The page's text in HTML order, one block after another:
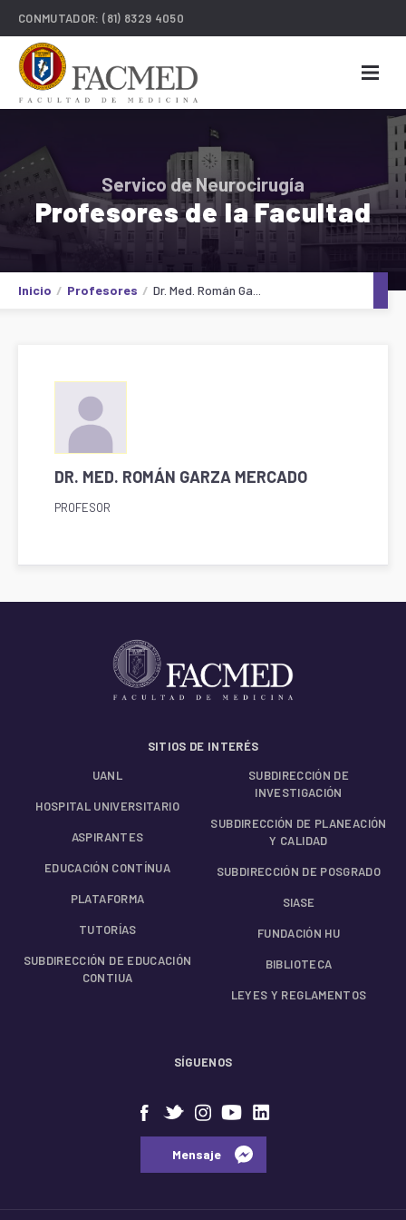
CONMUTADOR:(81) 8329 4050
Servico de Neurocirugía
Profesores de la Facultad
Inicio Profesores Dr. Med. Román Ga...
DR. MED. ROMÁN GARZA MERCADO
PROFESOR
SITIOS DE INTERÉS
UANL
HOSPITAL UNIVERSITARIO
ASPIRANTES
EDUCACIÓN CONTÍNUA
PLATAFORMA
TUTORÍAS
SUBDIRECCIÓN DE EDUCACIÓN
CONTIUA
SUBDIRECCIÓN DE
INVESTIGACIÓN
SUBDIRECCIÓN DE PLANEACIÓN
Y CALIDAD
SUBDIRECCIÓN DE POSGRADO
SIASE
FUNDACIÓN HU
BIBLIOTECA
LEYES Y REGLAMENTOS
SÍGUENOS
⠀⠀Mensaje⠀